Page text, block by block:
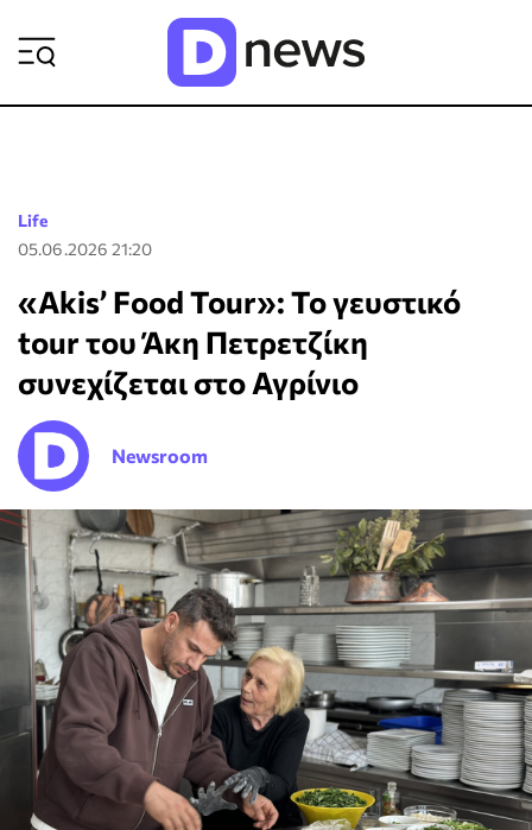
Life
05.06.2026 21:20
«Akis’ Food Tour»: Το γευστικό
tour του Άκη Πετρετζίκη
συνεχίζεται στο Αγρίνιο
Newsroom